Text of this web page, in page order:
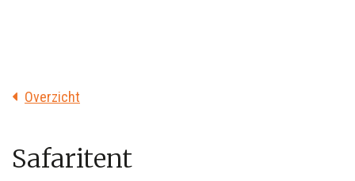
Overzicht
Safaritent